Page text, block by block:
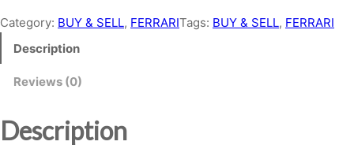
R
R
4
5
Category: BUY & SELL, FERRARITags: BUY & SELL, FERRARI
Description
Reviews (0)
Description